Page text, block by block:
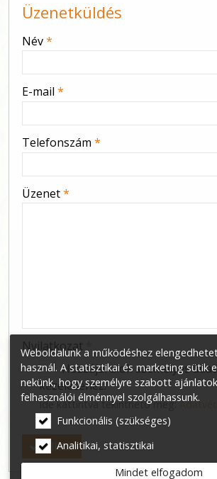
Üzenetküldés
-
-
Név*
E-mail *
Telefonszám *
Üzenet*
Nyilatkozat
Hozzájárulok személyes
kezeléséhez.
Ide kattintva tekinthető meg:
Elküld
Weboldalunk a működéshez
használ. A statisztikai és marketing sütik
nekünk, hogy személyre szabott
felhasználói élménnyel szolgálhassunk.
Funkcionális (szükséges)
Analitikai, statisztikai
Mindet elfogadom